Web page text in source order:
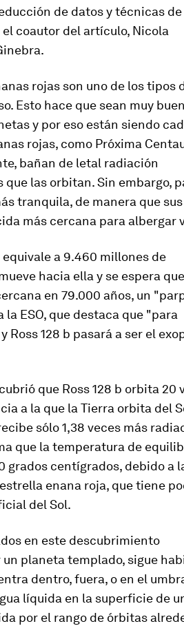
de datos y técnicas de
coautor del artículo, Nicola
rojas son uno de los tipos
Esto hace que sean muy
y por eso están siendo
rojas, como Próxima
bañan de letal radiación
las orbitan. Sin embargo,
tranquila, de manera que sus
más cercana para albergar
equivale a 9.460 millones de
hacia ella y se espera
en 79.000 años, un
ESO, que destaca que "para
Ross 128 b pasará a ser el
que Ross 128 b orbita 20
a la que la Tierra orbita del
sólo 1,38 veces más
que la temperatura de
grados centígrados, debido a
enana roja, que tiene
del Sol.
en este descubrimiento
planeta templado, sigue
dentro, fuera, o en el
líquida en la superficie de
por el rango de órbitas